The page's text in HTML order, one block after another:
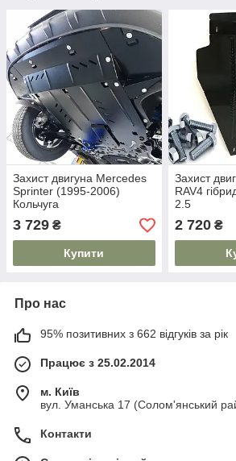
Захист двигуна Mercedes
Sprinter (1995-2006)
Кольчуга
3 729 ₴
Купити
Захист
RAV4
2.5
2 720₴
Про нас
95% позитивних з 662 відгуків за рік
Працює з 25.02.2014
м. Київ
вул. Уманська 17 (Солом'янський
Контакти